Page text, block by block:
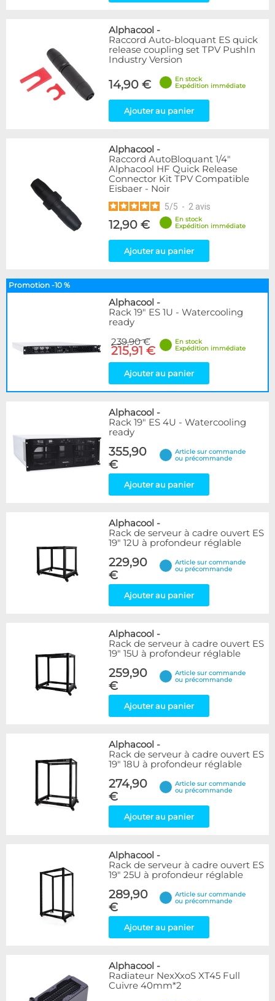
Alphacool -
Raccord Auto-bloquant ES quick
release coupling set TPV PushIn
Industry Version
14,90 €
En stock
Expédition immédiate
Ajouter au panier
Alphacool -
Raccord AutoBloquant 1/4"
Alphacool HF Quick Release
Connector Kit TPV Compatible
Eisbaer - Noir
5/5 - 2 avis
12,90 €
En stock
Expédition immédiate
Ajouter au panier
Promotion -10 %
Alphacool -
Rack 19" ES 1U - Watercooling
ready
239,90 €
215,91 €
En stock
Expédition immédiate
Ajouter au panier
Alphacool -
Rack 19" ES 4U - Watercooling
ready
355,90
€
Article sur commande
ou précommande
Ajouter au panier
Alphacool -
Rack de serveur à cadre ouvert ES
19" 12U à profondeur réglable
229,90
€
Article sur commande
ou précommande
Ajouter au panier
Alphacool -
Rack de serveur à cadre ouvert ES
19" 15U à profondeur réglable
259,90
€
Article sur commande
ou précommande
Ajouter au panier
Alphacool -
Rack de serveur à cadre ouvert ES
19" 18U à profondeur réglable
274,90
€
Article sur commande
ou précommande
Ajouter au panier
Alphacool -
Rack de serveur à cadre ouvert ES
19" 25U à profondeur réglable
289,90
€
Article sur commande
ou précommande
Ajouter au panier
Alphacool -
Radiateur NexXxoS XT45 Full
Cuivre 40mm*2